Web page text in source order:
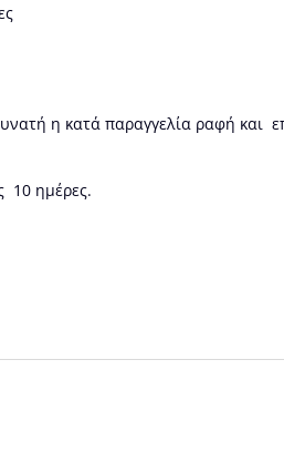
η κατά παραγγελία ραφή και
10 ημέρες.